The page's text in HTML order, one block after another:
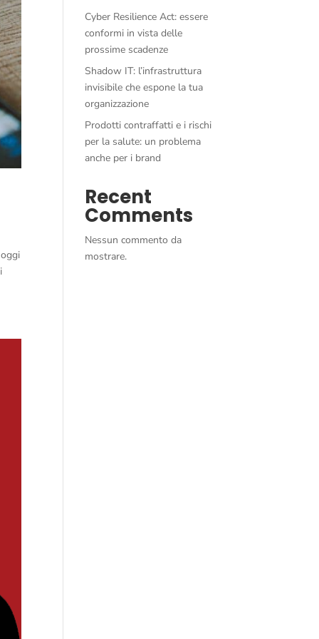
Cyber Resilience Act: essere
conformi in vista delle
prossime scadenze
Shadow IT: l’infrastruttura
invisibile che espone la tua
organizzazione
Prodotti contraffatti e i rischi
per la salute: un problema
anche per i brand
Recent
Comments
Nessun commento da
mostrare.